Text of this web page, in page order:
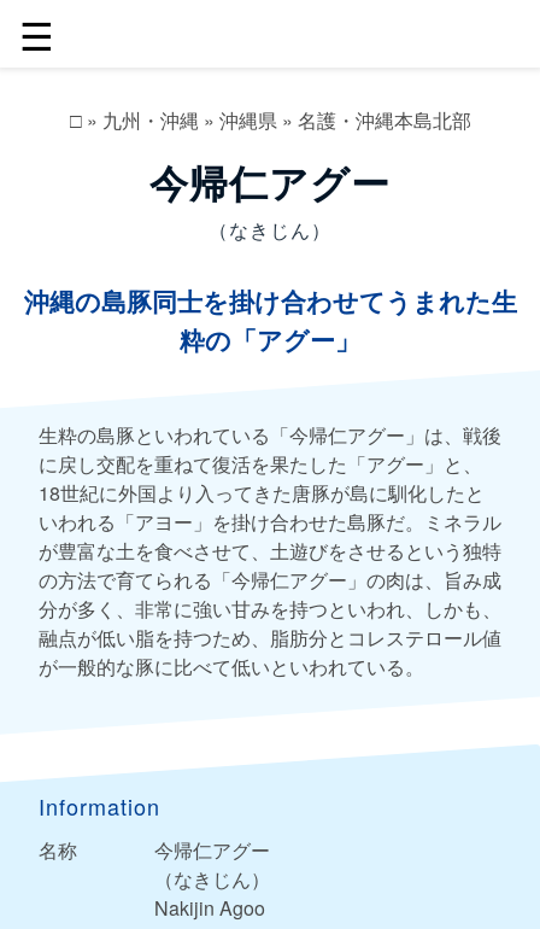
☰
□» 九州・沖縄 » 沖縄県» 名護・沖縄本島北部
今帰仁アグー
（なきじん）
沖縄の島豚同士を掛け合わせてうまれた生
粋の「アグー」
生粋の島豚といわれている「今帰仁アグー」は、戦後
に戻し交配を重ねて復活を果たした「アグー」と、
18世紀に外国より入ってきた唐豚が島に馴化したと
いわれる「アヨー」を掛け合わせた島豚だ。ミネラル
が豊富な土を食べさせて、土遊びをさせるという独特
の方法で育てられる「今帰仁アグー」の肉は、旨み成
分が多く、非常に強い甘みを持つといわれ、しかも、
融点が低い脂を持つため、脂肪分とコレステロール値
が一般的な豚に比べて低いといわれている。
Information
名称
今帰仁アグー
（なきじん）
Nakijin Agoo